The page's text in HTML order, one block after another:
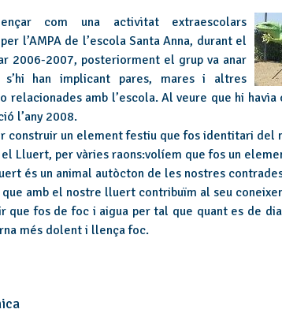
com una activitat extraescolars
l’AMPA de l’escola Santa Anna, durant el
2006-2007, posteriorment el grup va anar
han implicant pares, mares i altres
relacionades amb l’escola. Al veure que hi
l’any 2008.
construir un element festiu que fos identitari del
Lluert, per vàries raons:volíem que fos un
és un animal autòcton de les nostres
que amb el nostre lluert contribuïm al seu
que fos de foc i aigua per tal que quant es de
més dolent i llença foc.